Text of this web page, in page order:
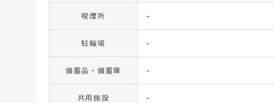
喫煙所 -
駐輪場 -
備蓄品・備蓄庫 -
共用施設 -